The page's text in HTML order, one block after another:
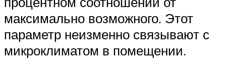
максимально возможного. Этот
параметр неизменно связывают с
микроклиматом в помещении.